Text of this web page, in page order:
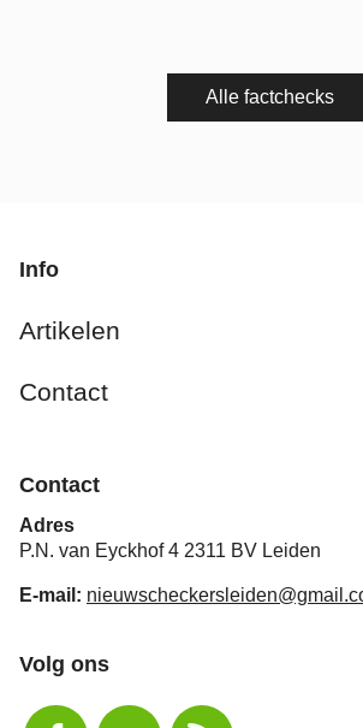
Alle factchecks
Info
Artikelen
Contact
Contact
Adres
P.N. van Eyckhof 4 2311 BV Leiden
E-mail:
Volg ons